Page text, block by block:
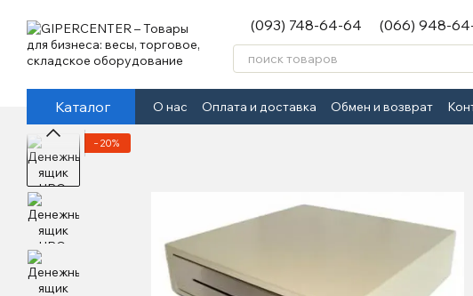
(093) 748-64-64 (066) 948-
Каталог О нас Оплата и доставка Обмен и возврат
−20%